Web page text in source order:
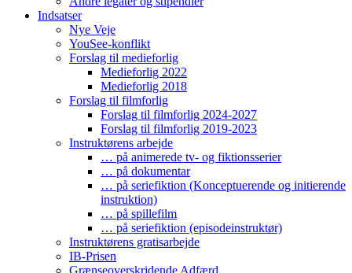
Indsatser
Nye Veje
YouSee-konflikt
Forslag til medieforlig
Medieforlig 2022
Medieforlig 2018
Forslag til filmforlig
Forslag til filmforlig 2024-2027
Forslag til filmforlig 2019-2023
Instruktørens arbejde
… på animerede tv- og fiktionsserier
… på dokumentar
… på seriefiktion (Konceptuerende og initierende
instruktion)
… på spillefilm
… på seriefiktion (episodeinstruktør)
Instruktørens gratisarbejde
IB-Prisen
Grænseoverskridende Adfærd